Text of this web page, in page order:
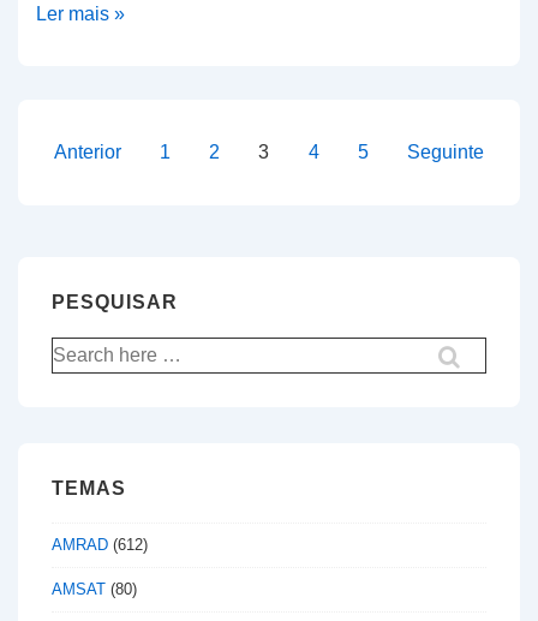
Estudantes
puderam
espacial
Ler mais »
Paginação
Anterior 1 2 3 4 5 Seguinte
PESQUISAR
Pesquisar
por:
TEMAS
AMRAD (612)
AMSAT (80)